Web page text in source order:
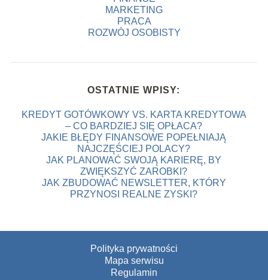
MARKETING
PRACA
ROZWÓJ OSOBISTY
OSTATNIE WPISY:
KREDYT GOTÓWKOWY VS. KARTA KREDYTOWA
– CO BARDZIEJ SIĘ OPŁACA?
JAKIE BŁĘDY FINANSOWE POPEŁNIAJĄ
NAJCZĘŚCIEJ POLACY?
JAK PLANOWAĆ SWOJĄ KARIERĘ, BY
ZWIĘKSZYĆ ZAROBKI?
JAK ZBUDOWAĆ NEWSLETTER, KTÓRY
PRZYNOSI REALNE ZYSKI?
Polityka prywatności
Mapa serwisu
Regulamin